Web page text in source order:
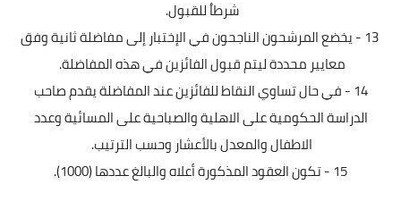
شرطاُ للقبول.
13 - يخضع المرشحون الناجحون في الإختبار إلى مفاضلة ثانية وفق
معايير محددة ليتم قبول الفائزين في هذه المفاضلة.
14 - في حال تساوي النقاط للفائزين عند المفاضلة يقدم صاحب
الدراسة الحكومية على الاهلية والصباحية على المسائية وعدد
الاطفال والمعدل بالأعشار وحسب الترتيب.
15 - تكون العقود المذكورة أعلاه والبالغ عددها (1000).